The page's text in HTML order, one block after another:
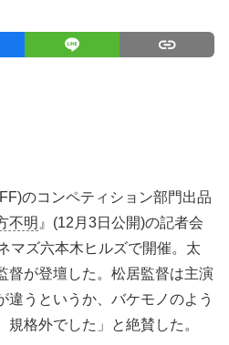
のコンペティション部門出品
不明 』(12月3日公開)の記者会
マズ六本木ヒルズで開催。太
督が登壇した。松居監督は主演
違うというか、バケモノのよう
格外でした」と絶賛した。